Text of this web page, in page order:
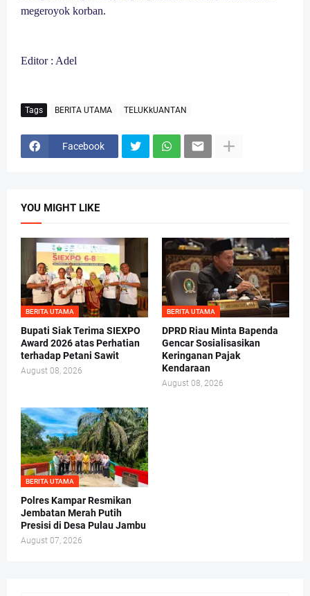
megeroyok korban.
Editor : Adel
Tags BERITA UTAMA TELUKkUANTAN
Facebook
YOU MIGHT LIKE
BERITA UTAMA
Bupati Siak Terima SIEXPO
Award 2026 atas Perhatian
terhadap Petani Sawit
August 08, 2026
BERITA UTAMA
DPRD Riau Minta Bapenda
Gencar Sosialisasikan
Keringanan Pajak
Kendaraan
August 08, 2026
BERITA UTAMA
Polres Kampar Resmikan
Jembatan Merah Putih
Presisi di Desa Pulau Jambu
August 07, 2026